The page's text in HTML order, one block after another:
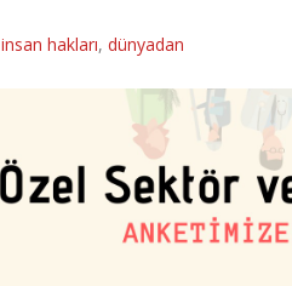
insan hakları, dünyadan